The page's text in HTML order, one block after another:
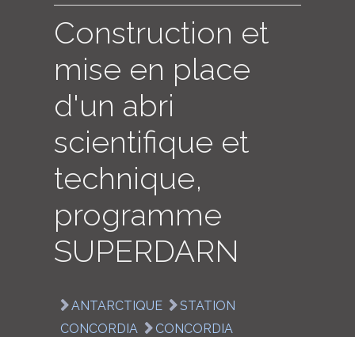
LOGIN
ENGLISH
Construction et
mise en place
d'un abri
scientifique et
technique,
programme
SUPERDARN
ANTARCTIQUE
STATION
CONCORDIA
CONCORDIA